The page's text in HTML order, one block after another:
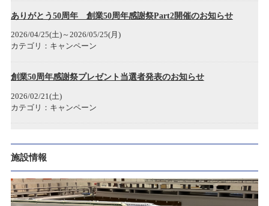
年末年始各店舗営業時間のお知らせ
2022/11/22
お詫び
クルクル秋葉原店 臨時休業のお知らせ
2022/05/02
SPARK商品 価格改訂のお知らせ
ありがとう50周年 創業50周年感謝祭Part2開催のお知らせ
2026/04/25(土)～2026/05/25(月)
カテゴリ：キャンペーン
創業50周年感謝祭プレゼント当選者発表のお知らせ
2026/02/21(土)
カテゴリ：キャンペーン
2026/01/17(土)～2026/02/16(月)
カテゴリ：キャンペーン
お客様感謝祭2025春プレゼント当選発表のお知らせ
施設情報